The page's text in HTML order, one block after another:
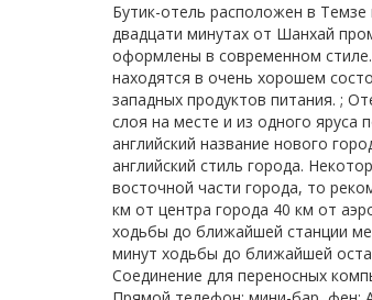
Бутик-отель расположен в
двадцати минутах от Шанхай
оформлены в современном
находятся в очень хорошем
западных продуктов питания. ;
слоя на месте и из одного яруса
английский название нового
английский стиль города.
восточной части города, то
км от центра города 40 км от
ходьбы до ближайшей станции
минут ходьбы до ближайшей
Соединение для переносных